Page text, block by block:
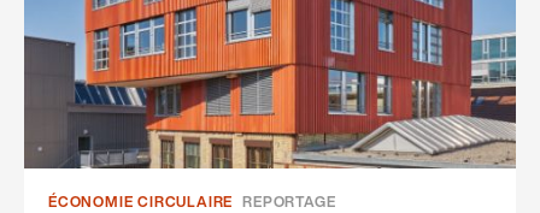
ÉCONOMIE CIRCULAIRE REPORTAGE